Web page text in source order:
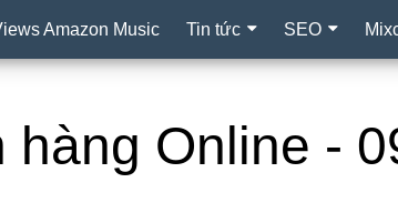
Amazon Music Tin tức SEO
Online -